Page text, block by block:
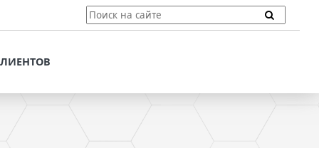
ПОДДЕРЖКА КЛИЕНТОВ
VT-CMF. СПРАВОЧНАЯ
КЛИЕНТОВ